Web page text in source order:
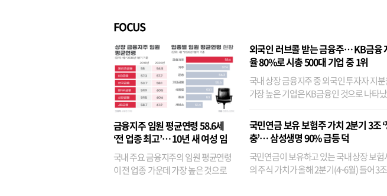
FOCUS
금융지주 임원 평균연령 58.6세
‘전 업종 최고’… 10년 새 여성 임
원은 14배 껑충
국내 주요 금융지주의 임원 평균연령
이 전 업종 가운데 가장 높은 것으로
외국인 러브콜 받는 금융주… KB금융
율 80%로 시총 500대 기업 중 1위
국내 상장 금융지주 중 외국인 투자자 지
가장 높은 기업은 KB금융인 것으로 나타
융이었다. 특히 KB금융은 지난달 말 기준
기관투자자 지분율이...
국민연금 보유 보험주 가치 2분기 3조 ‘
충’… 삼성생명 90% 급등 덕
국민연금이 보유하고 있는 국내 상장 보험
의 주식 가치가 올해 2분기(4~6월) 들어 3